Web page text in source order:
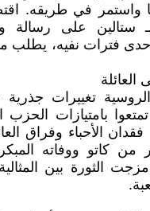
واستمر في طريقه.
ستالين على رسالة
فترات نفيه، يطلب
العائلة
تغييرات جذرية
تمتعوا بامتيازات
فقدان الأحباء وفراق
من كاتو ووفاته
الثورة بين المثالية